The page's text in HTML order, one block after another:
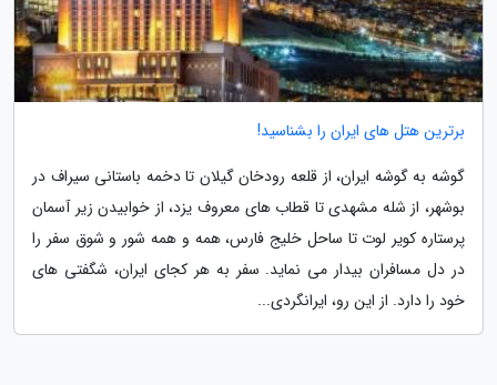
برترین هتل های ایران را بشناسید!
گوشه به گوشه ایران، از قلعه رودخان گیلان تا دخمه باستانی سیراف در
بوشهر، از شله مشهدی تا قطاب های معروف یزد، از خوابیدن زیر آسمان
پرستاره کویر لوت تا ساحل خلیج فارس، همه و همه شور و شوق سفر را
در دل مسافران بیدار می نماید. سفر به هر کجای ایران، شگفتی های
خود را دارد. از این رو، ایرانگردی...